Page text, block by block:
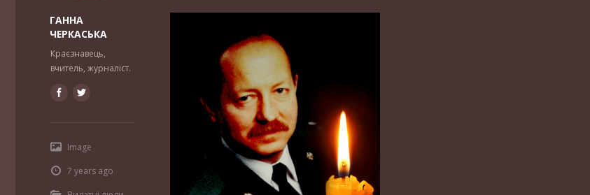
ГАННА
ЧЕРКАСЬКА
Краєзнавець,
вчитель, журналіст.
Image
7 years ago